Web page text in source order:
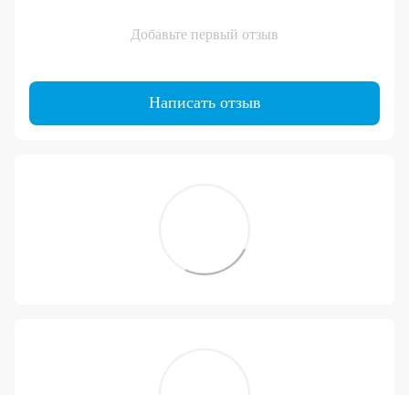
Добавьте первый отзыв
Написать отзыв